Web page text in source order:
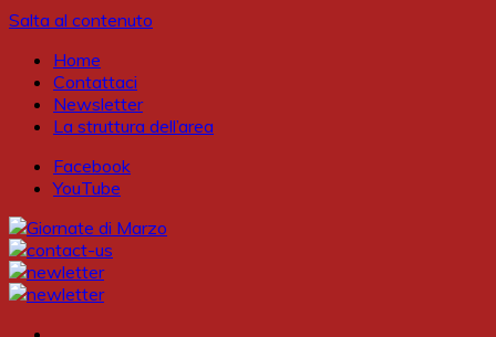
Salta al contenuto
Home
Contattaci
Newsletter
La struttura dell’area
Facebook
YouTube